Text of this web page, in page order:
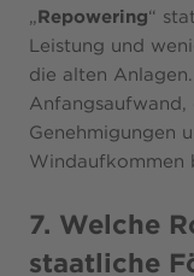
„Repowering“
Leistung und
die alten
Anfangsaufwand,
Genehmigungen
Windaufkommen
7. Welche
staatliche